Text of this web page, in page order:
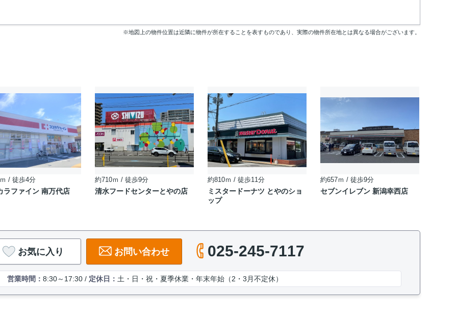
※地図上の物件位置は近隣に物件が所在することを表すものであり、実際の物件所在地とは異なる場合がございます。
/ 徒歩4分
ラファイン 南万代店
約710ｍ / 徒歩9分
清水フードセンターとやの店
約810ｍ / 徒歩11分
ミスタードーナツ とやのショ
ップ
約657ｍ / 徒歩9分
セブンイレブン 新潟幸西店
お気に入り お問い合わせ 025-245-7117
営業時間： 8:30～17:30 / 定休日： 土・日・祝・夏季休業・年末年始（2・3月不定休）